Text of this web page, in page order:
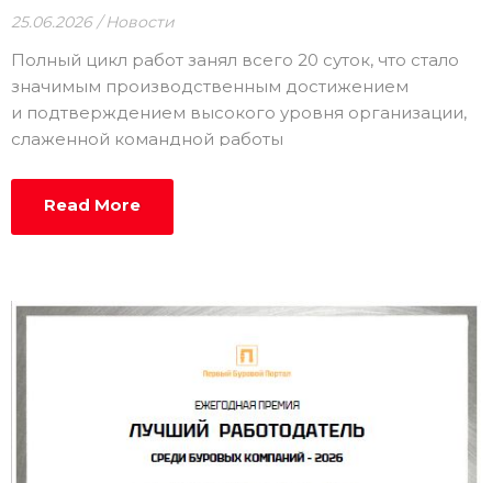
25.06.2026 Новости
Полный цикл работ занял всего 20 суток, что стало
значимым производственным достижением
и подтверждением высокого уровня организации,
слаженной командной работы
Read More